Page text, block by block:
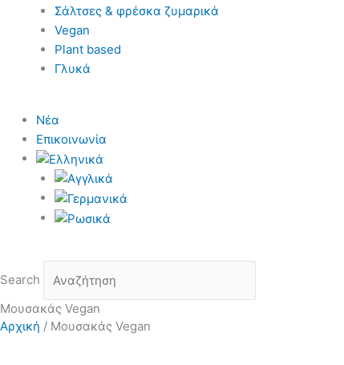
Σάλτσες & φρέσκα ζυμαρικά
Vegan
Plant based
Γλυκά
Νέα
Επικοινωνία
Search
Μουσακάς Vegan
Αρχική / Μουσακάς Vegan